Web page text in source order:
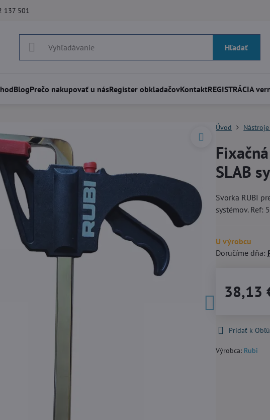
137 501
Hľadať
BlogPrečo nakupovať u násRegister obkladačovKontaktREGISTRÁCIA
Úvod
SLAB
Svorka RUBI
systémov. Ref:
U výrobcu
Doručíme dňa:
38,13
Pridať k
Výrobca: Rubi